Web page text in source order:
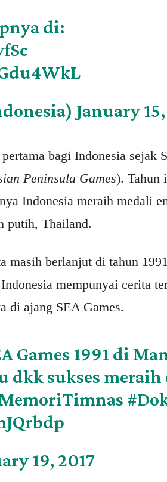
di:
January
bagi Indonesia sejak
Peninsula Games). Tahun
Indonesia meraih medali
putih, Thailand.
masih berlanjut di tahun
mempunyai cerita
di ajang SEA Games.
Games 1991 di
dkk sukses meraih
19, 2017